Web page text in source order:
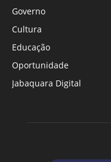
Governo
Cultura
Educação
Oportunidade
Jabaquara Digital